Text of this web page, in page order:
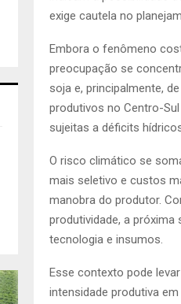
exige cautela no
Embora o fenômeno
preocupação se
soja e, principalmente,
produtivos no Centro-
sujeitas a déficits
O risco climático se
mais seletivo e custos
manobra do produtor.
produtividade, a
tecnologia e insumos.
Esse contexto pode
intensidade produtiva